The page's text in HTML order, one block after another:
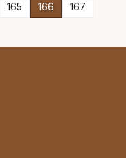
165 166
167